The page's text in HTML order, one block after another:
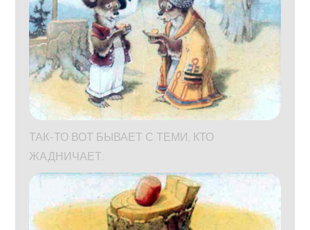
ТАК-ТО ВОТ БЫВАЕТ С ТЕМИ, КТО
ЖАДНИЧАЕТ.